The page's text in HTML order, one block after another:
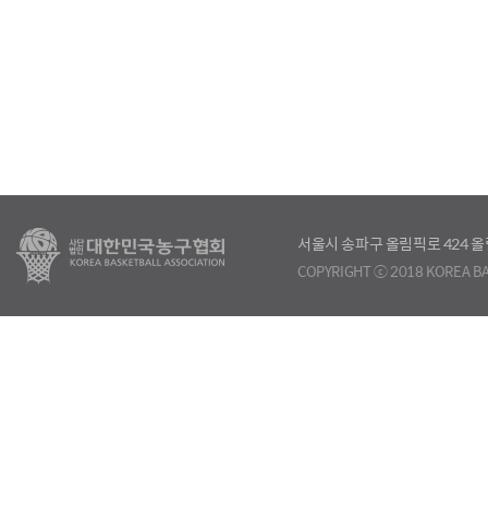
서울시 송파구 올림픽로 424
COPYRIGHT ⓒ 2018 KOREA